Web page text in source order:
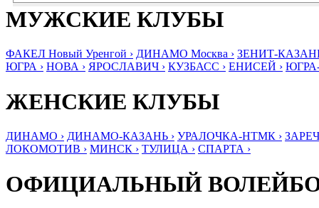
МУЖСКИЕ КЛУБЫ
ФАКЕЛ Новый Уренгой › ДИНАМО Москва › ЗЕНИТ-
ЮГРА › НОВА › ЯРОСЛАВИЧ › КУЗБАСС › ЕНИСЕЙ ›
ЖЕНСКИЕ КЛУБЫ
ДИНАМО › ДИНАМО-КАЗАНЬ › УРАЛОЧКА-НТМК ›
ЛОКОМОТИВ › МИНСК › ТУЛИЦА › СПАРТА ›
ОФИЦИАЛЬНЫЙ